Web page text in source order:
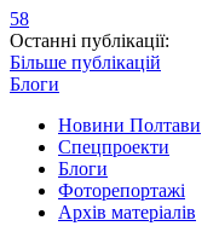
58
Останні публікації:
Більше публікацій
Блоги
Новини Полтави
Спецпроекти
Блоги
Фоторепортажі
Архів матеріалів